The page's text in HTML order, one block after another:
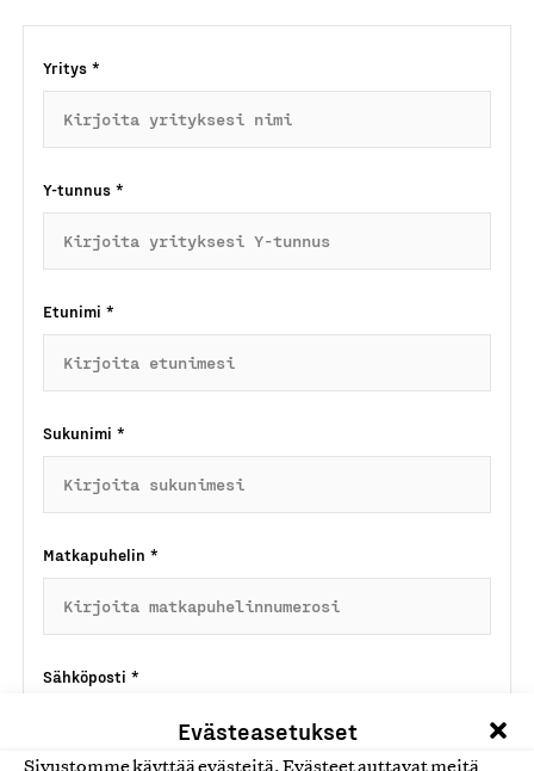
Evästeasetukset
Sivustomme käyttää evästeitä. Evästeet auttavat meitä
Yritys *
Y-tunnus *
Etunimi *
Sukunimi *
Matkapuhelin *
Sähköposti *